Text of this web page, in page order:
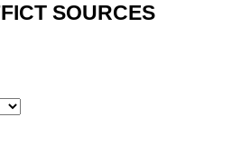
SOURCES